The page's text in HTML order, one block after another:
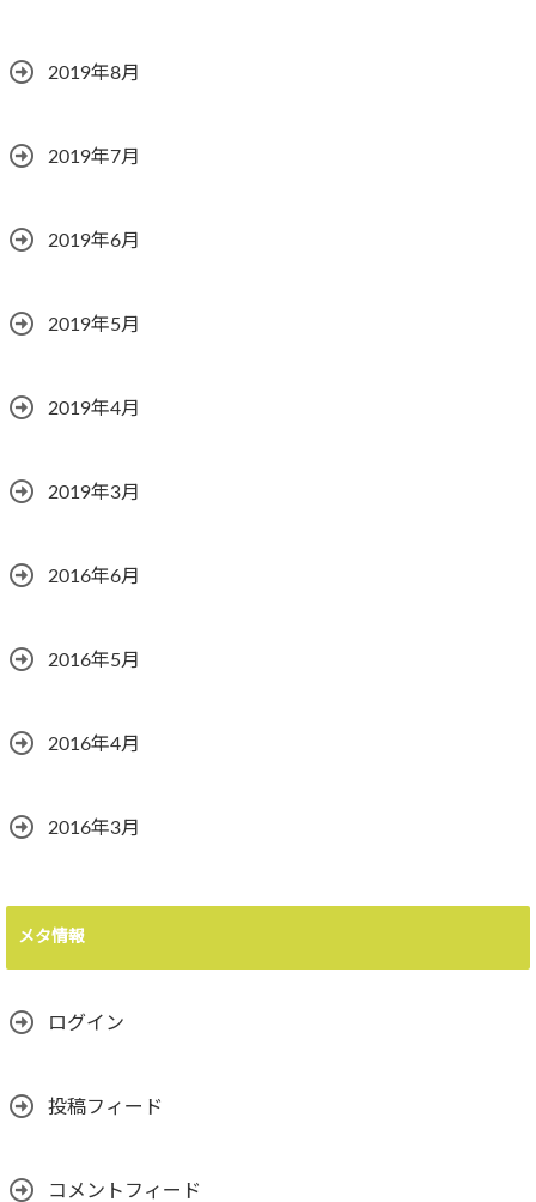
2019年8月
2019年7月
2019年6月
2019年5月
2019年4月
2019年3月
2016年6月
2016年5月
2016年4月
2016年3月
メタ情報
ログイン
投稿フィード
コメントフィード